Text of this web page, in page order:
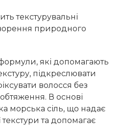
текстурувальні
природного
які допомагають
підкреслювати
волосся без
В основі
морська сіль, що надає
та допомагає